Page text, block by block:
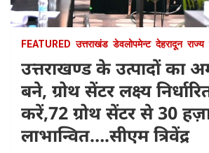
FEATURED उत्तराखंड डेवलोपमेन्ट देहरादून राज्य
उत्तराखण्ड के उत्पादों का
बने, ग्रोथ सेंटर लक्ष्य
करें,72 ग्रोथ सेंटर से 30
लाभान्वित….सीएम त्रिवेंद्र